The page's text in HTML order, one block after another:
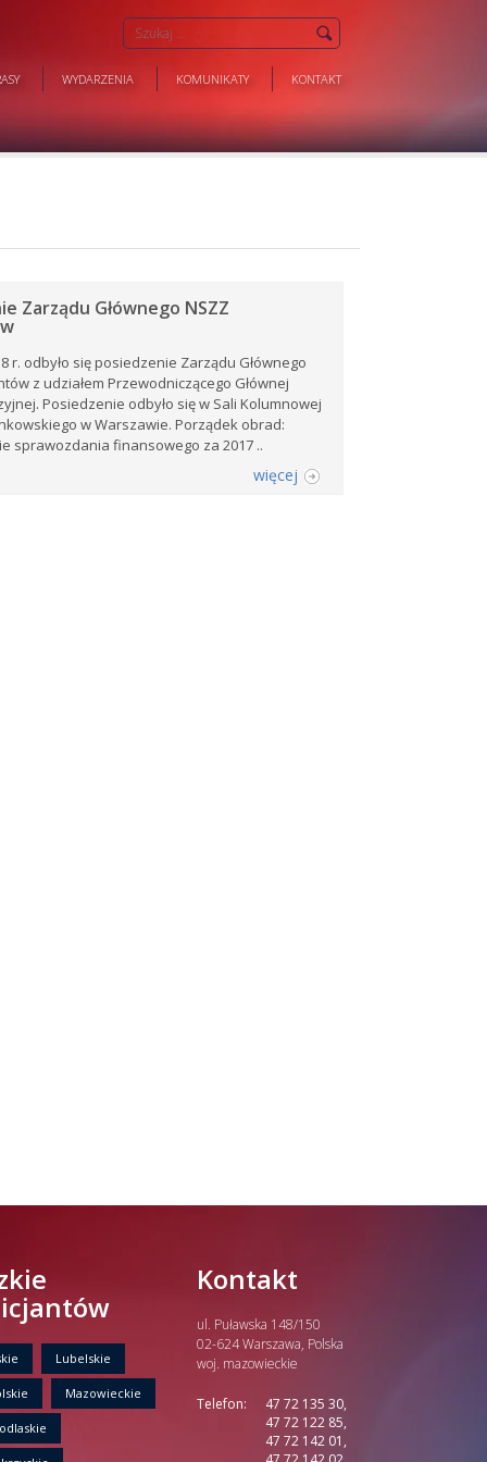
WYDARZENIA KOMUNIKATY KONTAKT
Zarządu Głównego NSZZ
r. odbyło się posiedzenie Zarządu Głównego
z udziałem Przewodniczącego Głównej
Posiedzenie odbyło się w Sali Kolumnowej
w Warszawie. Porządek obrad:
sprawozdania finansowego za 2017 ..
więcej
Lubelskie
Mazowieckie
Kontakt
ul. Puławska 148/150
02-624 Warszawa, Polska
woj. mazowieckie
Telefon:
47 72 135 30,
47 72 122 85,
47 72 142 01,